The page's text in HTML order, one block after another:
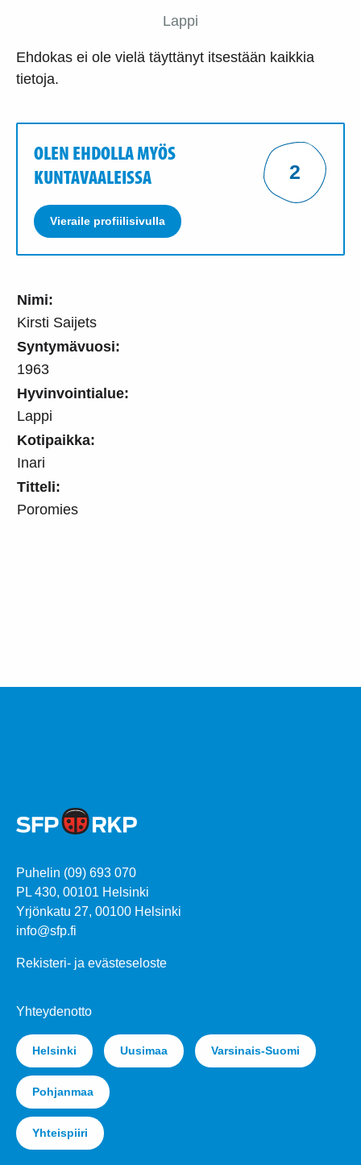
Nimi:
Kirsti Saijets
Syntymävuosi:
1963
Hyvinvointialue:
Lappi
Kotipaikka:
Inari
Titteli:
Poromies
Lappi
Ehdokas ei ole vielä täyttänyt itsestään kaikkia
tietoja.
OLEN EHDOLLA MYÖS
KUNTAVAALEISSA
Vieraile profiilisivulla
2
Puhelin (09) 693 070
PL 430, 00101 Helsinki
Yrjönkatu 27, 00100 Helsinki
info@sfp.fi
Rekisteri- ja evästeseloste
Yhteydenotto
Helsinki Uusimaa Varsinais-Suomi
Pohjanmaa
Yhteispiiri